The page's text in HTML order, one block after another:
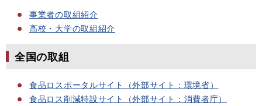
事業者の取組紹介
高校・大学の取組紹介
全国の取組
食品ロスポータルサイト（外部サイト：環境省）
食品ロス削減特設サイト（外部サイト：消費者庁）